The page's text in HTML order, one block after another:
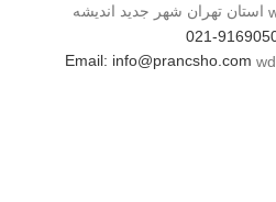
استان تهران شهر جدید اندیشه
021-
Email: info@prancsho.com